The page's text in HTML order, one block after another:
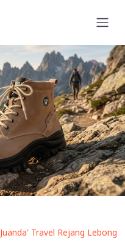
Juanda' Travel Rejang Lebong